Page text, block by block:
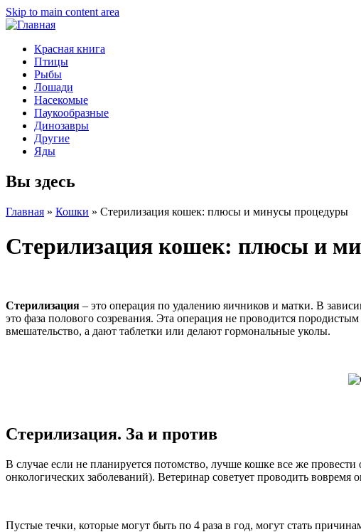
Skip to main content area
Красная книга
Птицы
Рыбы
Лошади
Насекомые
Паукообразные
Динозавры
Другие
Яды
Вы здесь
Главная » Кошки » Стерилизация кошек: плюсы и минусы процедуры
Стерилизация кошек: плюсы и
Стерилизация – это операция по удалению яичников и матки. В
это фаза полового созревания. Эта операция не проводится
вмешательство, а дают таблетки или делают гормональные уколы.
Стерилизация. За и против
В случае если не планируется потомство, лучше кошке все же
онкологических заболеваний). Ветеринар советует проводить
Пустые течки, которые могут быть по 4 раза в год, могут стать